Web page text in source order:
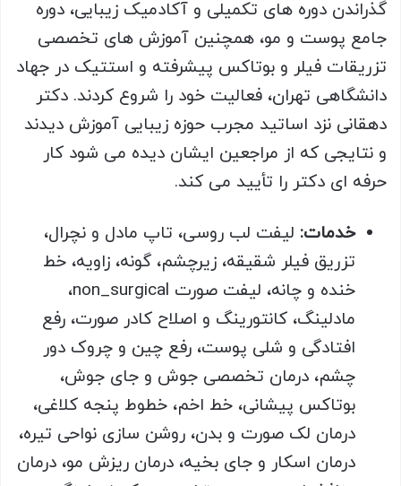
گذراندن دوره های تکمیلی و آکادمیک زیبایی، دوره
جامع پوست و مو، همچنین آموزش های تخصصی
تزریقات فیلر و بوتاکس پیشرفته و استتیک در جهاد
دانشگاهی تهران، فعالیت خود را شروع کردند. دکتر
دهقانی نزد اساتید مجرب حوزه زیبایی آموزش دیدند
و نتایجی که از مراجعین ایشان دیده می شود کار
حرفه ای دکتر را تأیید می کند.
خدمات: لیفت لب روسی، تاپ مادل و نچرال،
تزریق فیلر شقیقه، زیرچشم، گونه، زاویه، خط
خنده و چانه، لیفت صورت non_surgical،
مادلینگ، کانتورینگ و اصلاح کادر صورت، رفع
افتادگی و شلی پوست، رفع چین و چروک دور
چشم، درمان تخصصی جوش و جای جوش،
بوتاکس پیشانی، خط اخم، خطوط پنجه کلاغی،
درمان لک صورت و بدن، روشن سازی نواحی تیره،
درمان اسکار و جای بخیه، درمان ریزش مو، درمان